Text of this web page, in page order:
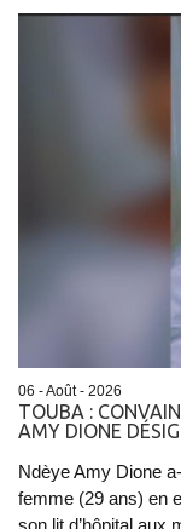
06 - Août - 2026
TOUBA :
AMY DIONE
Ndèye Amy Dione
femme (29 ans) en
son lit d’hôpital aux